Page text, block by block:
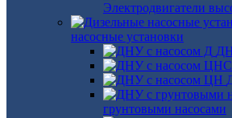
Электродвигатели
насосные установки
грунтовыми насосами